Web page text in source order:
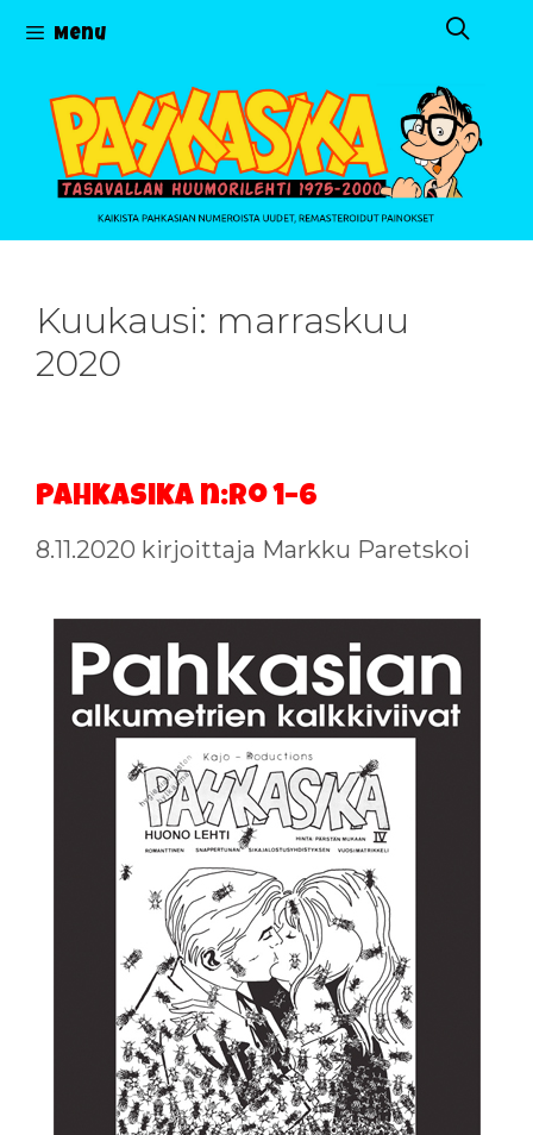
Menu
Kuukausi: marraskuu
2020
Pahkasika n:ro 1–6
8.11.2020 kirjoittaja Markku Paretskoi